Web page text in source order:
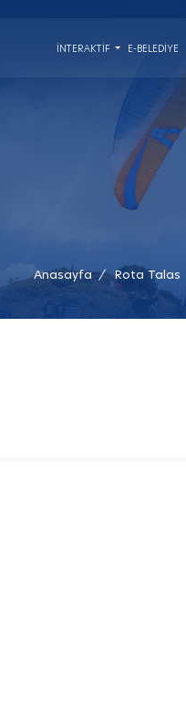
İNTERAKTIF E-BELEDİYE
Anasayfa / Rota Talas